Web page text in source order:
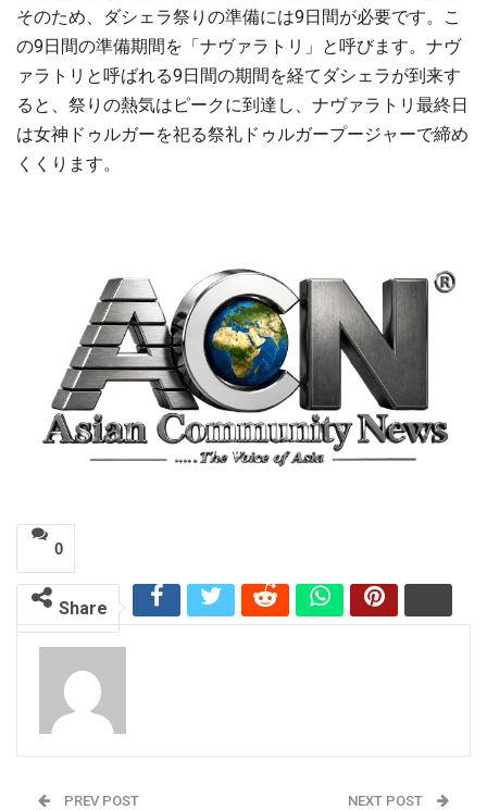
そのため、ダシェラ祭りの準備には9日間が必要です。こ
の9日間の準備期間を「ナヴァラトリ」と呼びます。ナヴ
ァラトリと呼ばれる9日間の期間を経てダシェラが到来す
ると、祭りの熱気はピークに到達し、ナヴァラトリ最終日
は女神ドゥルガーを祀る祭礼ドゥルガープージャーで締め
くくります。
0
Share
PREV POST NEXT POST